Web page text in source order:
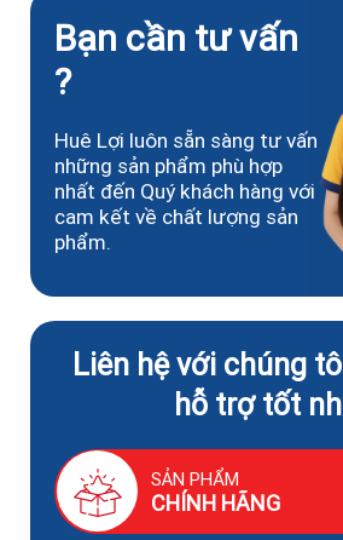
Bạn cần tư vấn
?
Huê Lợi luôn sẵn sàng tư vấn
những sản phẩm phù hợp
nhất đến Quý khách hàng với
cam kết về chất lượng sản
phẩm.
Liên hệ với chúng
hỗ trợ tốt
SẢN PHẨM
CHÍNH HÃNG